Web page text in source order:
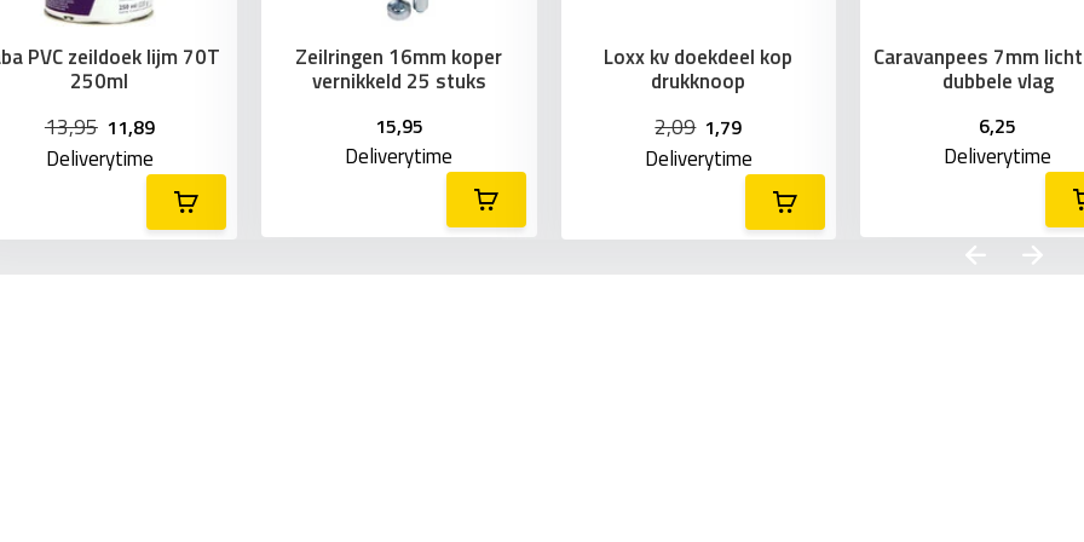
en kwaliteit
met onze accessoires!
voor grotere projecten.
of te lassen met hete
PVC zeildoek lijm 70T
250ml
13,95 11,89
Deliverytime
Zeilringen 16mm koper
vernikkeld 25 stuks
15,95
Deliverytime
Loxx kv doekdeel kop
drukknoop
2,09 1,79
Deliverytime
Caravanpees 7mm
dubbele vlag
6,25
Deliverytime